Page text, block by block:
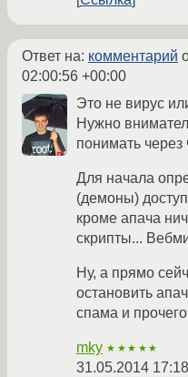
Ответ на: комментарий
02:00:56 +00:00
Это не вирус
Нужно
понимать через
Для начала
(демоны)
кроме апача
скрипты...
Ну, а прямо
остановить
спама и
mky ★★★★★
31.05.2014